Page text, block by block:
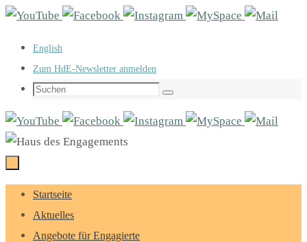
Zum
springen
English
Zum HdE-Newsletter anmelden
Suchen
Suchen
Zum
Inhalt
springen
Startseite
Aktuelles
Angebote für Engagierte